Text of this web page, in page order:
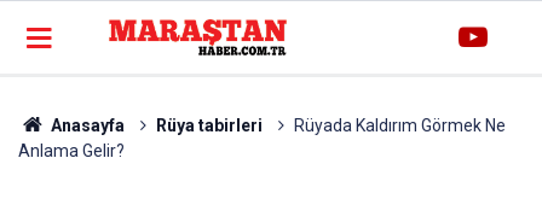
Anasayfa Rüya tabirleri
Rüyada Kaldırım Görmek Ne
Anlama Gelir?